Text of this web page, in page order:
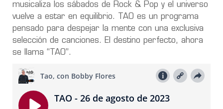
musicaliza los sábados de Rock & Pop y el universo
vuelve a estar en equilibrio. TAO es un programa
pensado para despejar la mente con una exclusiva
selección de canciones. El destino perfecto, ahora
se llama “TAO”.